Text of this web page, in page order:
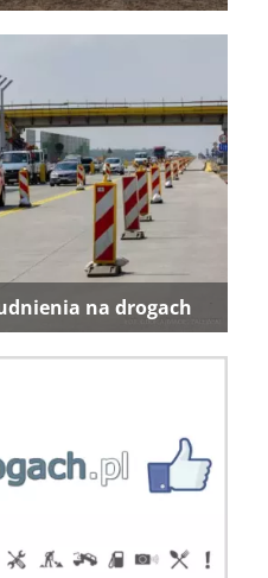
na drogach